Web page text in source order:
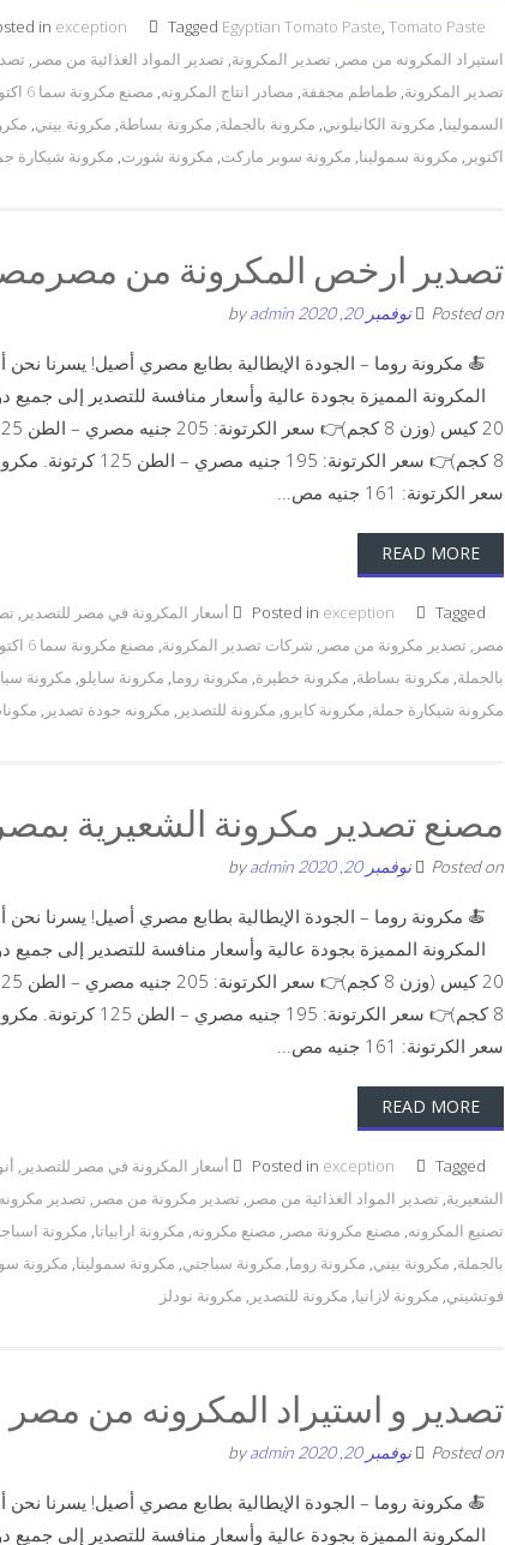
in exception Tagged Egyptian Tomato Paste, Tomato Paste
استيراد المكرونه من مصر , تصدير المكرونة, تصدير المواد الغذائية من مصر ,
تصدير المكرونة,طماطم مجففة, مصادر انتاج المكرونه, مصنع مكرونة سما 6 اكتوبر
السمولينا, مكرونة الكانيلوني, مكرونة بالجملة, مكرونة بساطة, مكرونة بيني,
اكتوبر , مكرونة سمولينا, مكرونة سوبر ماركت, مكرونة شورت, مكرونة شيكارة
تصدير ارخص المكرونة من
Posted on نوفمبر 20, 2020 by
admin
🍝 مكرونة روما – الجودة الإيطالية بطابع مصري أصيل! يسرنا
سعر الكرتونة: 161 جنيه مص...
READ MORE
Posted in exception Tagged أسعار المكرونة في مصر للتصدير ,
مصر , تصدير مكرونة من مصر , شركات تصدير المكرونة, مصنع مكرونة سما 6 اكتوبر
بالجملة, مكرونة بساطة, مكرونة خطيرة, مكرونة روما, مكرونة سايلو, مكرونة
مكرونة شيكارة جملة, مكرونة كايرو, مكرونة للتصدير , مكرونه جودة تصدير ,
مصنع تصدير مكرونة الشعيرية بمصر
Posted on نوفمبر 20, 2020 by
admin
🍝 مكرونة روما – الجودة الإيطالية بطابع مصري أصيل! يسرنا
سعر الكرتونة: 161 جنيه مص...
READ MORE
Posted in exception Tagged أسعار المكرونة في مصر للتصدير ,
الشعيرية, تصدير المواد الغذائية من مصر , تصدير مكرونة من مصر , تصدير
تصنيع المكرونه, مصنع مكرونة مصر , مصنع مكرونه, مكرونة ارابياتا, مكرونة
بالجملة, مكرونة بيني, مكرونة روما, مكرونة سباجتي, مكرونة سمولينا, مكرونة
فوتشيني, مكرونة لازانيا, مكرونة للتصدير , مكرونة نودلز
تصدير و استيراد المكرونه من مصر
Posted on نوفمبر 20, 2020 by
admin
🍝 مكرونة روما – الجودة الإيطالية بطابع مصري أصيل! يسرنا